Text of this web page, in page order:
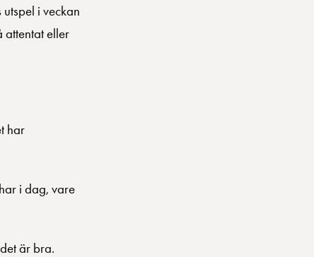
i veckan
attentat eller
har
i dag, vare
är bra.